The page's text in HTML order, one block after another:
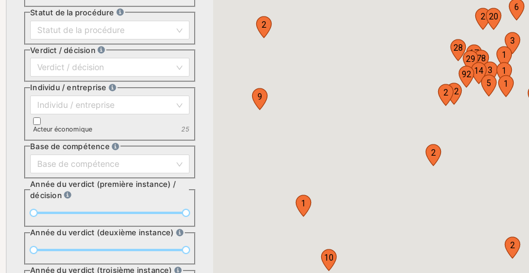
Statut de la procédure
Statut de la procédure
Verdict / décision
Verdict / décision
Individu / entreprise
Individu / entreprise
Acteur économique 25
Base de compétence
Base de compétence
Année du verdict (première instance) /
décision
Année du verdict (deuxième instance)
Année du verdict (troisième instance)
1
2
78
10
3
29
2
12
9
6
92
1
5
3
2
17
1
1
2
28
2
20
14